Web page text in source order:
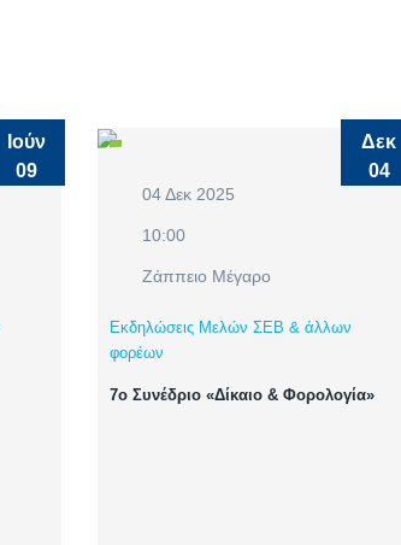
Ιούν
09
Δεκ
04
04 Δεκ 2025
10:00
Ζάππειο Μέγαρο
Εκδηλώσεις Μελών ΣΕΒ & άλλων
φορέων
7ο Συνέδριο «Δίκαιο & Φορολογία»